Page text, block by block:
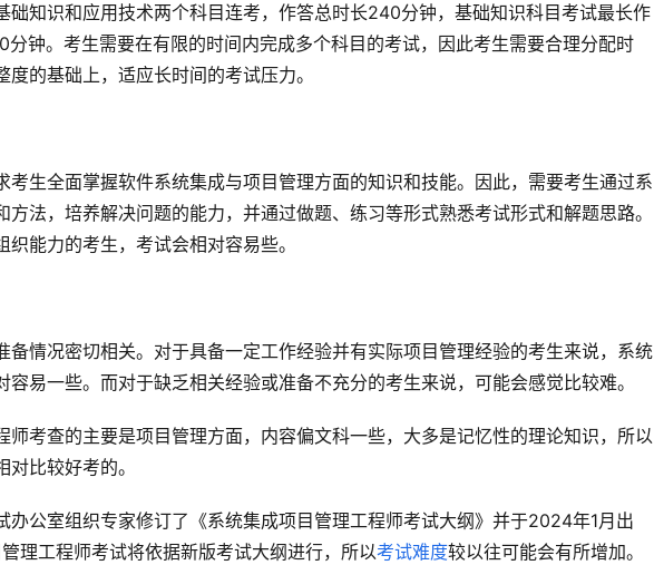
础知识和应用技术两个科目连考，作答总时长240分钟，基础知识科目考试最长作
钟。考生需要在有限的时间内完成多个科目的考试，因此考生需要合理分配时
的基础上，适应长时间的考试压力。
考生全面掌握软件系统集成与项目管理方面的知识和技能。因此，需要考生通过系
法，培养解决问题的能力，并通过做题、练习等形式熟悉考试形式和解题思路。
能力的考生，考试会相对容易些。
备情况密切相关。对于具备一定工作经验并有实际项目管理经验的考生来说，系统
易一些。而对于缺乏相关经验或准备不充分的考生来说，可能会感觉比较难。
师考查的主要是项目管理方面，内容偏文科一些，大多是记忆性的理论知识，所以
比较好考的。
办公室组织专家修订了《系统集成项目管理工程师考试大纲》并于2024年1月出
理工程师考试将依据新版考试大纲进行，所以考试难度较以往可能会有所增加。